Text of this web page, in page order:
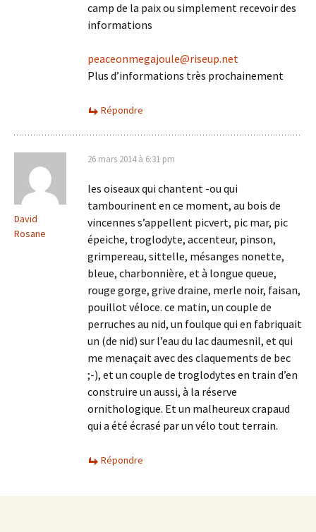
camp de la paix ou simplement recevoir des
informations
peaceonmegajoule@riseup.net
Plus d’informations très prochainement
Répondre
David
Rosane
26 mars 2014 à 6:31 pm
les oiseaux qui chantent -ou qui
tambourinent en ce moment, au bois de
vincennes s’appellent picvert, pic mar, pic
épeiche, troglodyte, accenteur, pinson,
grimpereau, sittelle, mésanges nonette,
bleue, charbonnière, et à longue queue,
rouge gorge, grive draine, merle noir, faisan,
pouillot véloce. ce matin, un couple de
perruches au nid, un foulque qui en fabriquait
un (de nid) sur l’eau du lac daumesnil, et qui
me menaçait avec des claquements de bec
;-), et un couple de troglodytes en train d’en
construire un aussi, à la réserve
ornithologique. Et un malheureux crapaud
qui a été écrasé par un vélo tout terrain.
Répondre